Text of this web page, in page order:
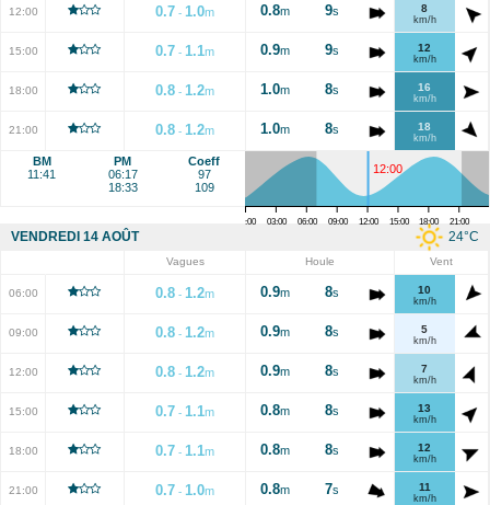
12:00 0.7 - 1.0m 0.8m 9s 8
km/h
15:00 0.7 - 1.1m 0.9m 9s 12
km/h
18:00 0.8 - 1.2m 1.0m 8s 16
km/h
21:00 0.8 - 1.2m 1.0m 8s 18
km/h
BM
11:41
PM
06:17
18:33
Coeff
97
109
12:00
00:00 03:00 06:00 09:00 12:00 15:00 18:00 21:00
24°C
VENDREDI 14 AOÛT
Vagues Houle Vent
06:00 0.8 - 1.2m 0.9m 8s 10
km/h
09:00 0.8 - 1.2m 0.9m 8s 5
km/h
12:00 0.8 - 1.2m 0.9m 8s 7
km/h
15:00 0.7 - 1.1m 0.8m 8s 13
km/h
18:00 0.7 - 1.1m 0.8m 8s 12
km/h
21:00 0.7 - 1.0m 0.8m 7s 11
km/h